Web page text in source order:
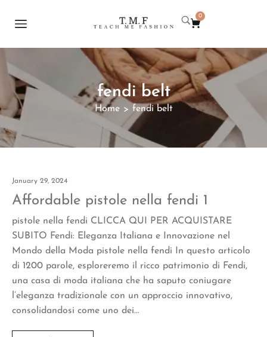
0
fendi belt
Home > fendi belt
January 29, 2024
Affordable pistole nella fendi 1
pistole nella fendi CLICCA QUI PER ACQUISTARE
SUBITO Fendi: Eleganza Italiana e Innovazione nel
Mondo della Moda pistole nella fendi In questo articolo
di 1200 parole, esploreremo il ricco patrimonio di Fendi,
una casa di moda italiana che ha saputo coniugare
l’eleganza tradizionale con un approccio innovativo,
consolidandosi come uno dei…